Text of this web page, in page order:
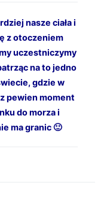
nasze ciała i
z otoczeniem
uczestniczymy
na to jedno
gdzie w
pewien moment
do morza i
ma granic 🙂